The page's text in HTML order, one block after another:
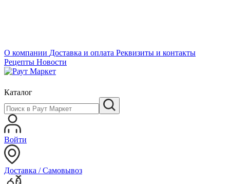
О компании Доставка и оплата Реквизиты и контакты
Рецепты Новости
Каталог
Войти
Доставка / Самовывоз